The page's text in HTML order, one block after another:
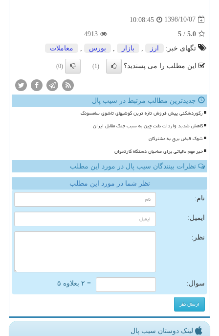
1398/10/07
10:08:45
5.0
/
5
4913
تگهای خبر:
ارز بازار بورس معاملات
این مطلب را می پسندید؟ (1)
(0)
جدیدترین مطالب مرتبط در سیب پال
رکوردشکنی پیش فروش تازه ترین گوشیهای تاشوی سامسونگ
کاهش شدید واردات نفت چین به سبب جنگ مقابل ایران
شوک قبض برق به مشترکان
خبر مهم مالیاتی برای صاحبان دستگاه کارتخوان
نظرات بینندگان سیب پال در مورد این مطلب
نظر شما در مورد این مطلب
نام:
ایمیل:
نظر:
سوال: = ۲ بعلاوه ۵
لینک دوستان سیب پال